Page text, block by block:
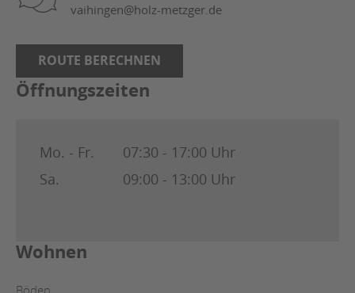
vaihingen@holz-metzger.de
ROUTE BERECHNEN
Öffnungszeiten
Mo. - Fr.
07:30 - 17:00 Uhr
Sa.
09:00 - 13:00 Uhr
Wohnen